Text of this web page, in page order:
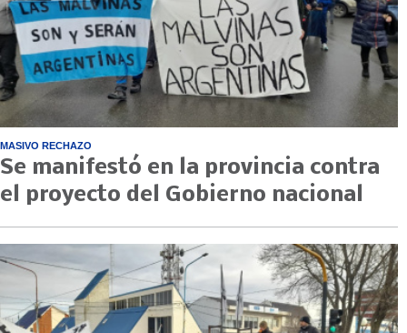
MASIVO RECHAZO
Se manifestó en la provincia contra
el proyecto del Gobierno nacional